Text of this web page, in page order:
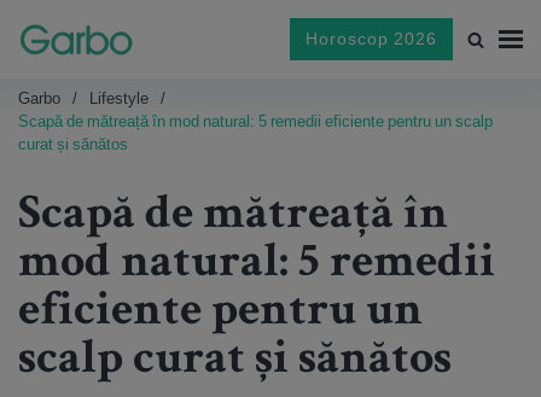
Horoscop 2026
Garbo
Lifestyle
Scapă de mătreață în mod natural: 5 remedii eficiente pentru un scalp
curat și sănătos
Scapă de mătreață în
mod natural: 5 remedii
eficiente pentru un
scalp curat și sănătos